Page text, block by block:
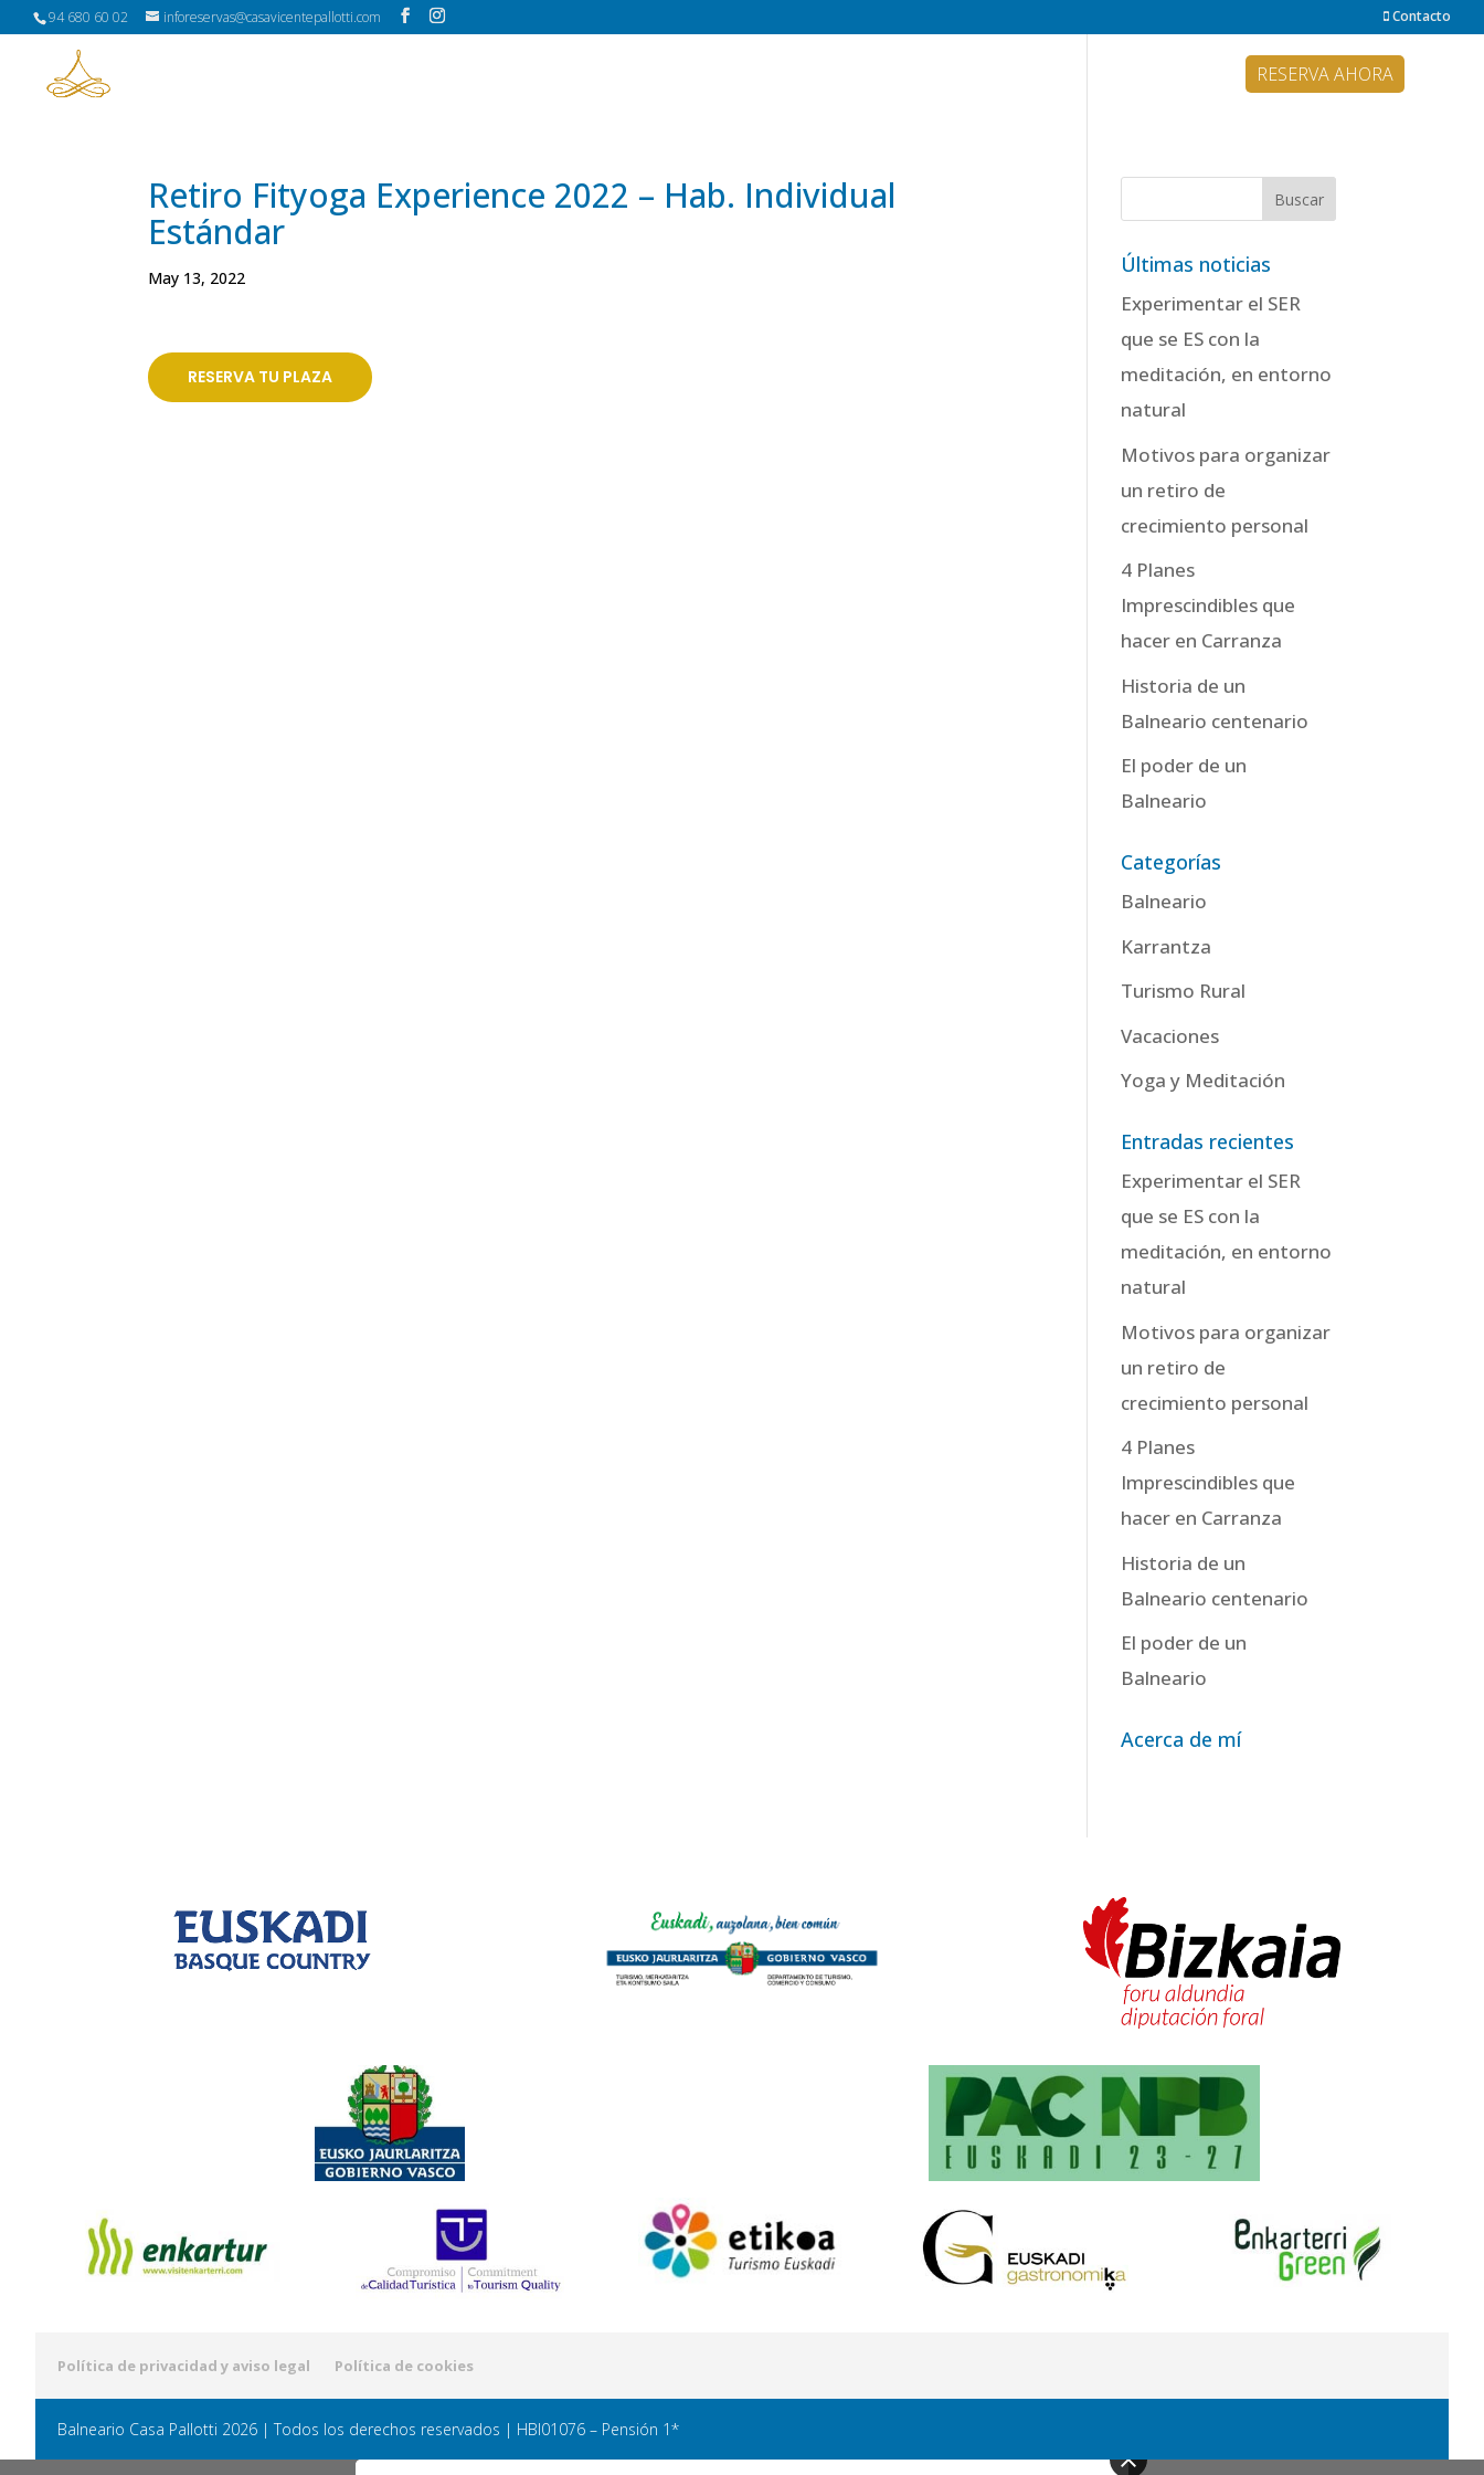
94 680 60 02 inforeservas@casavicentepallotti.com Contacto
RESERVA AHORA
Retiro Fityoga Experience 2022 – Hab. Individual
Estándar
May 13, 2022
RESERVA TU PLAZA
Últimas noticias
Experimentar el SER
que se ES con la
meditación, en entorno
natural
Motivos para organizar
un retiro de
crecimiento personal
4 Planes
Imprescindibles que
hacer en Carranza
Historia de un
Balneario centenario
El poder de un
Balneario
Categorías
Balneario
Karrantza
Turismo Rural
Vacaciones
Yoga y Meditación
Entradas recientes
Experimentar el SER
que se ES con la
meditación, en entorno
natural
Motivos para organizar
un retiro de
crecimiento personal
4 Planes
Imprescindibles que
hacer en Carranza
Historia de un
Balneario centenario
El poder de un
Balneario
Acerca de mí
Política de privacidad y aviso legal Política de cookies
Balneario Casa Pallotti 2026 | Todos los derechos reservados | HBI01076 – Pensión 1*